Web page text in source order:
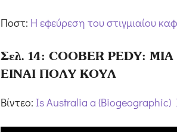
Ποστ: Η εφεύρεση του στιγμιαίου
Σελ. 14: COOBER PEDY:
ΕΙΝΑΙ ΠΟΛΥ ΚΟΥΛ
Βίντεο: Is Australia a (Biogeographic)